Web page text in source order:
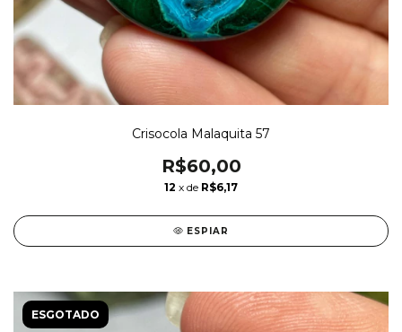
Crisocola Malaquita 57
R$60,00
12 x de R$6,17
ESPIAR
ESGOTADO